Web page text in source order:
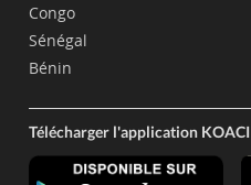
Congo
Sénégal
Bénin
Télécharger l'application KOACI